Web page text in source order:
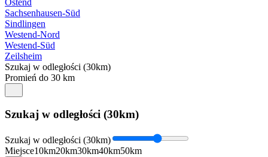
Sachsenhausen-Süd
Sindlingen
Westend-Nord
Westend-Süd
Zeilsheim
Szukaj w odległości (30km)
Promień do 30 km
Szukaj w odległości (30km)
Szukaj w odległości (30km)
Miejsce10km20km30km40km50km